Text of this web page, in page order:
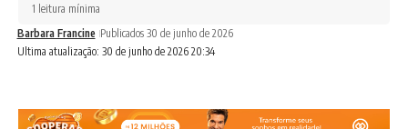
Ultima atualização: 30 de junho de 2026 20:34
Barbara Francine Publicados 30 de junho de 2026
1 leitura mínima